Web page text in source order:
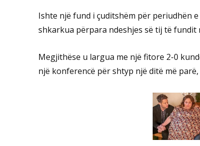
Ishte një fund i çuditshëm për periudhën
shkarkua përpara ndeshjes së tij të fundit
Megjithëse u largua me një fitore 2-0
një konferencë për shtyp një ditë më